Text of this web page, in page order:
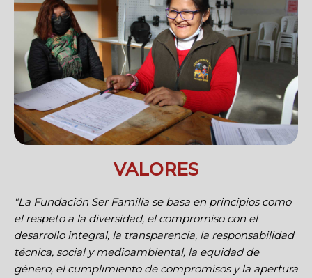
VALORES
"La Fundación Ser Familia se basa en principios como
el respeto a la diversidad, el compromiso con el
desarrollo integral, la transparencia, la responsabilidad
técnica, social y medioambiental, la equidad de
género, el cumplimiento de compromisos y la apertura